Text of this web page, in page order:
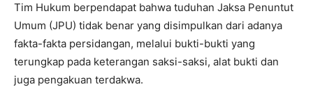
Tim Hukum berpendapat bahwa tuduhan Jaksa Penuntut
Umum (JPU) tidak benar yang disimpulkan dari adanya
fakta-fakta persidangan, melalui bukti-bukti yang
terungkap pada keterangan saksi-saksi, alat bukti dan
juga pengakuan terdakwa.